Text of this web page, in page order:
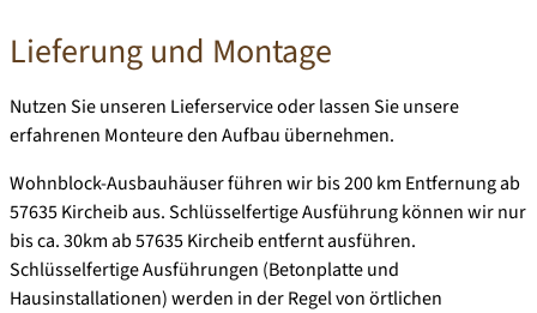
Lieferung und Montage
Nutzen Sie unseren Lieferservice oder lassen Sie unsere
erfahrenen Monteure den Aufbau übernehmen.
Wohnblock-Ausbauhäuser führen wirbis 200 km Entfernung ab
57635 Kircheibaus. Schlüsselfertige Ausführung können wir nur
bis ca. 30km ab 57635 Kircheib entfernt ausführen.
Schlüsselfertige Ausführungen (Betonplatte und
Hausinstallationen) werden in der Regel von örtlichen